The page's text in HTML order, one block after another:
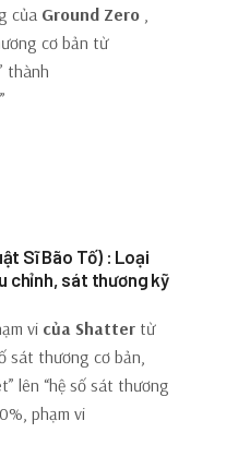
của Ground Zero
cơ bản từ
thành
Sĩ Bão Tố) : Loại
chỉnh, sát thương kỹ
vi của Shatter từ
sát thương cơ bản,
lên “hệ số sát thương
phạm vi